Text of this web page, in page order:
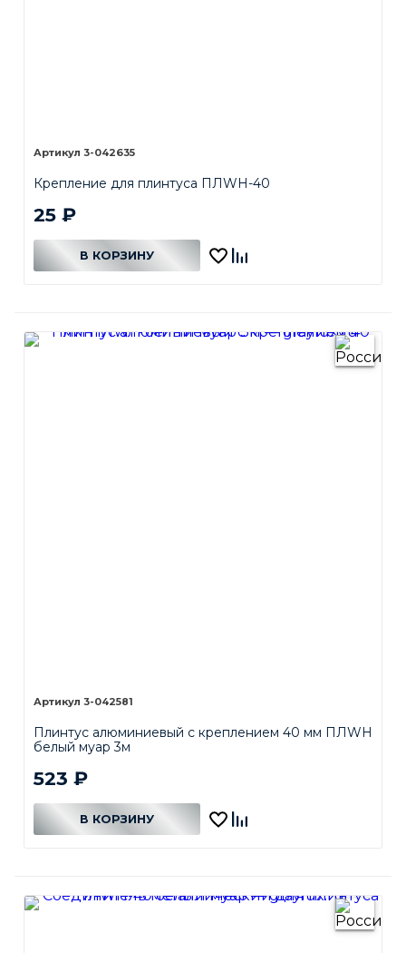
3-042635
Крепление для плинтуса ПЛWH-40
25 ₽
В КОРЗИНУ В КОРЗИНЕ
3-042581
Плинтус алюминиевый с креплением 40 мм ПЛWH
белый муар 3м
523 ₽
В КОРЗИНУ В КОРЗИНЕ